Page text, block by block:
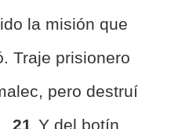
la misión que
Traje prisionero
pero destruí
21 Y del botín,